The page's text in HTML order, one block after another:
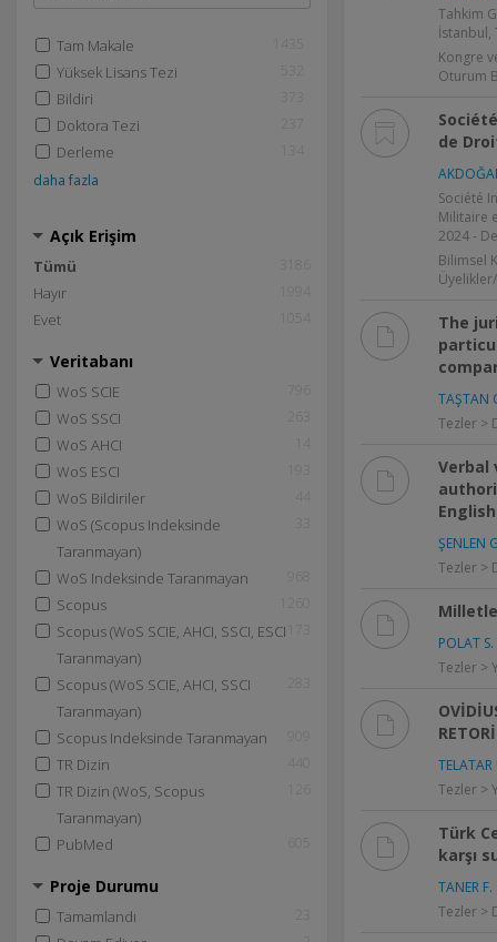
Tam Makale
Yüksek Lisans Tezi
Bildiri
Doktora Tezi
Derleme
daha fazla
Açık Erişim
Tümü
Hayır
Evet
Veritabanı
WoS SCIE
WoS SSCI
WoS AHCI
WoS ESCI
WoS Bildiriler
WoS (Scopus Indeksinde
Taranmayan)
WoS Indeksinde Taranmayan
Scopus
Scopus (WoS SCIE, AHCI, SSCI, ESCI
Taranmayan)
Scopus (WoS SCIE, AHCI, SSCI
Taranmayan)
Scopus Indeksinde Taranmayan
TR Dizin
TR Dizin (WoS, Scopus
Taranmayan)
PubMed
Proje Durumu
Tamamlandı
Tahkim
İstanbul,
Kongre
Oturum
de
Société
Militaire
2024 -
Bilimsel
The
TAŞTAN
Tezler >
Verbal
ŞENLEN
Tezler >
POLAT S.
Tezler >
TELATAR
Tezler >
Türk
karşı
TANER F.
Tezler >